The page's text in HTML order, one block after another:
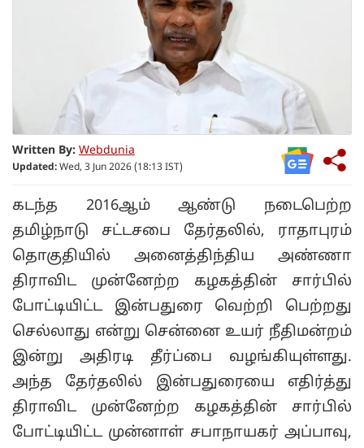
Written By: Webdunia
Updated: Wed, 3 Jun 2026 (18:13 IST)
கடந்த 2016ஆம் ஆண்டு நடைபெற்ற
தமிழ்நாடு சட்டசபை தேர்தலில், ராதாபுரம்
தொகுதியில் அனைத்திந்திய அண்ணா
திராவிட முன்னேற்ற கழகத்தின் சார்பில்
போட்டியிட்ட இன்பதுரை வெற்றி பெற்றது
செல்லாது என்று சென்னை உயர் நீதிமன்றம்
இன்று அதிரடி தீர்ப்பை வழங்கியுள்ளது.
அந்த தேர்தலில் இன்பதுரையை எதிர்த்து
திராவிட முன்னேற்ற கழகத்தின் சார்பில்
போட்டியிட்ட முன்னாள் சபாநாயகர் அப்பாவு,